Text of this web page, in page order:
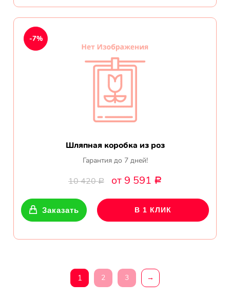
Шляпная коробка из роз
Гарантия до 7 дней!
10 420Р от 9 591 Р
-7%
Заказать В 1 КЛИК
1 2 3 →